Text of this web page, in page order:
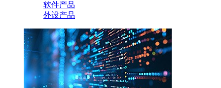
软件产品
外设产品